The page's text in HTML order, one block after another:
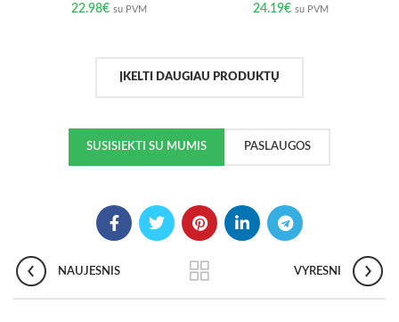
22.98€ su PVM
24.19€ su PVM
ĮKELTI DAUGIAU PRODUKTŲ
SUSISIEKTI SU MUMIS PASLAUGOS
NAUJESNIS VYRESNI